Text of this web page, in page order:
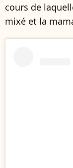
cours de
mixé et la